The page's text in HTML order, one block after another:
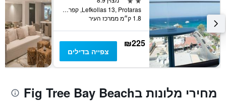
Lefkollas 13, Protaras, קפריסין
1.8 ק״מ ממרכז העיר
₪225
צפייה בדילים
מחירי מלונות בFig Tree Bay Beach